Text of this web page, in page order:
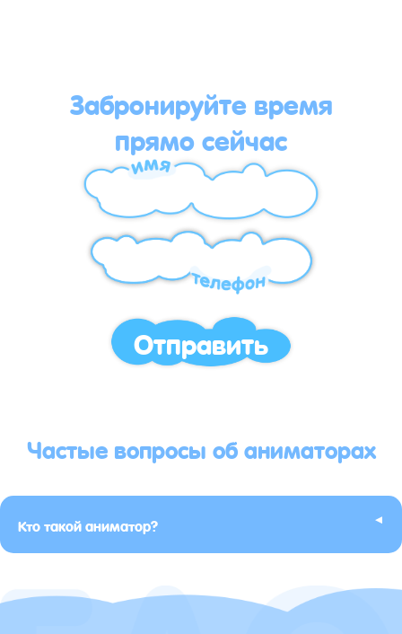
Забронируйте время
прямо сейчас
Отправить
Частые вопросы об аниматорах
Кто такой аниматор? ▸